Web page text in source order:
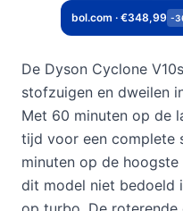
bol.com · €348,99 -
De Dyson Cyclone
stofzuigen en dweilen
Met 60 minuten op de
tijd voor een complete
minuten op de
dit model niet bedoeld